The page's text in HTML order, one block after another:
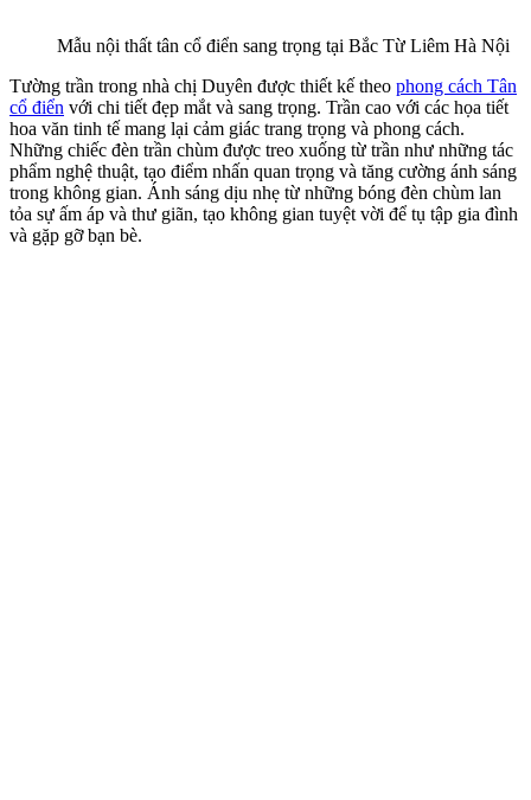
Mẫu nội thất tân cổ điển sang trọng tại Bắc Từ Liêm Hà Nội
Tường trần trong nhà chị Duyên được thiết kế theo phong cách Tân
cổ điển với chi tiết đẹp mắt và sang trọng. Trần cao với các họa tiết
hoa văn tinh tế mang lại cảm giác trang trọng và phong cách.
Những chiếc đèn trần chùm được treo xuống từ trần như những tác
phẩm nghệ thuật, tạo điểm nhấn quan trọng và tăng cường ánh sáng
trong không gian. Ánh sáng dịu nhẹ từ những bóng đèn chùm lan
tỏa sự ấm áp và thư giãn, tạo không gian tuyệt vời để tụ tập gia đình
và gặp gỡ bạn bè.